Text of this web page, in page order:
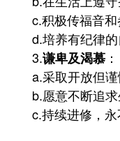
c.积极传福音
d.培养有纪律
3.谦卑及渴慕 ：
a.采取开放但
b.愿意不断追
c.持续进修，